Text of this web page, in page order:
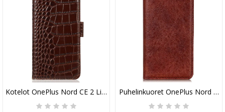
Kotelot OnePlus Nord CE 2 Lite 5G Rfid Crocodile Style Aitoa
Puhelinkuoret OnePlus Nord